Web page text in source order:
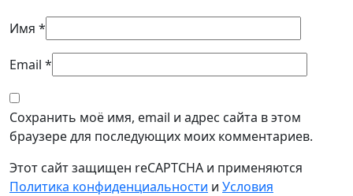
Имя *
Email *
Сохранить моё имя, email и адрес сайта в этом
браузере для последующих моих комментариев.
Этот сайт защищен reCAPTCHA и применяются
Политика конфиденциальности и Условия